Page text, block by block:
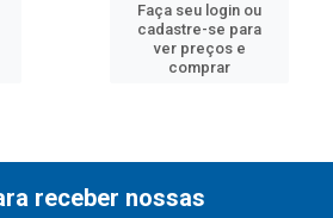
Faça seu login ou
cadastre-se para
ver preços e
comprar
receber nossas